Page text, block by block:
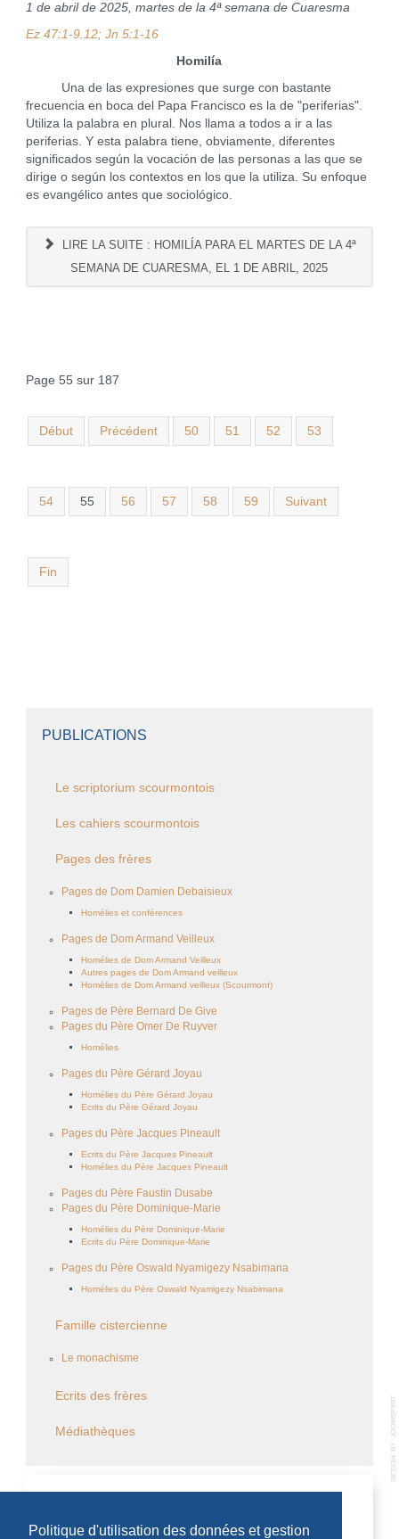
Politique d'utilisation des données et gestion
1 de abril de 2025, martes de la 4ª semana de Cuaresma
Ez 47:1-9.12; Jn 5:1-16
Homilía
Una de las expresiones que surge con bastante
frecuencia en boca del Papa Francisco es la de "periferias".
Utiliza la palabra en plural. Nos llama a todos a ir a las
periferias. Y esta palabra tiene, obviamente, diferentes
significados según la vocación de las personas a las que se
dirige o según los contextos en los que la utiliza. Su enfoque
es evangélico antes que sociológico.
LIRE LA SUITE : HOMILÍA PARA EL MARTES DE LA 4ª
SEMANA DE CUARESMA, EL 1 DE ABRIL, 2025
Page 55 sur 187
Début Précédent 50 51 52 53
54 55 56 57 58 59 Suivant
Fin
PUBLICATIONS
Le scriptorium scourmontois
Les cahiers scourmontois
Pages des frères
Pages de Dom Damien Debaisieux
Homélies et conférences
Pages de Dom Armand Veilleux
Homélies de Dom Armand Veilleux
Autres pages de Dom Armand veilleux
Homélies de Dom Armand veilleux (Scourmont)
Pages de Père Bernard De Give
Pages du Père Omer De Ruyver
Homélies
Pages du Père Gérard Joyau
Homélies du Père Gérard Joyau
Ecrits du Père Gérard Joyau
Pages du Père Jacques Pineault
Ecrits du Père Jacques Pineault
Homélies du Père Jacques Pineault
Pages du Père Faustin Dusabe
Pages du Père Dominique-Marie
Homélies du Père Dominique-Marie
Ecrits du Père Dominique-Marie
Pages du Père Oswald Nyamigezy Nsabimana
Homélies du Père Oswald Nyamigezy Nsabimana
Famille cistercienne
Le monachisme
Ecrits des frères
Médiathèques